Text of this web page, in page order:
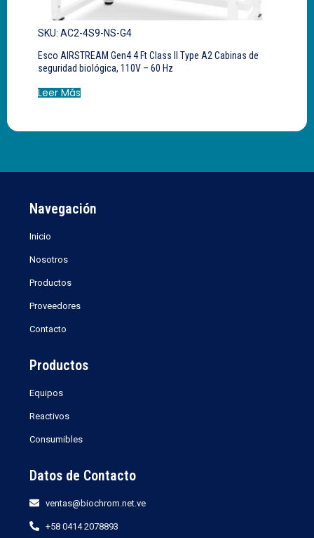
SKU: AC2-4S9-NS-G4
Esco AIRSTREAM Gen4 4 Ft Class II Type A2 Cabinas de
seguridad biológica, 110V – 60 Hz
Leer Más
Navegación
Inicio
Nosotros
Productos
Proveedores
Contacto
Productos
Equipos
Reactivos
Consumibles
Datos de Contacto
ventas@biochrom.net.ve
+58 0414 2078893